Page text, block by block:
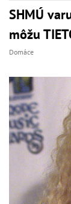
SHMÚ
môžu
Domáce